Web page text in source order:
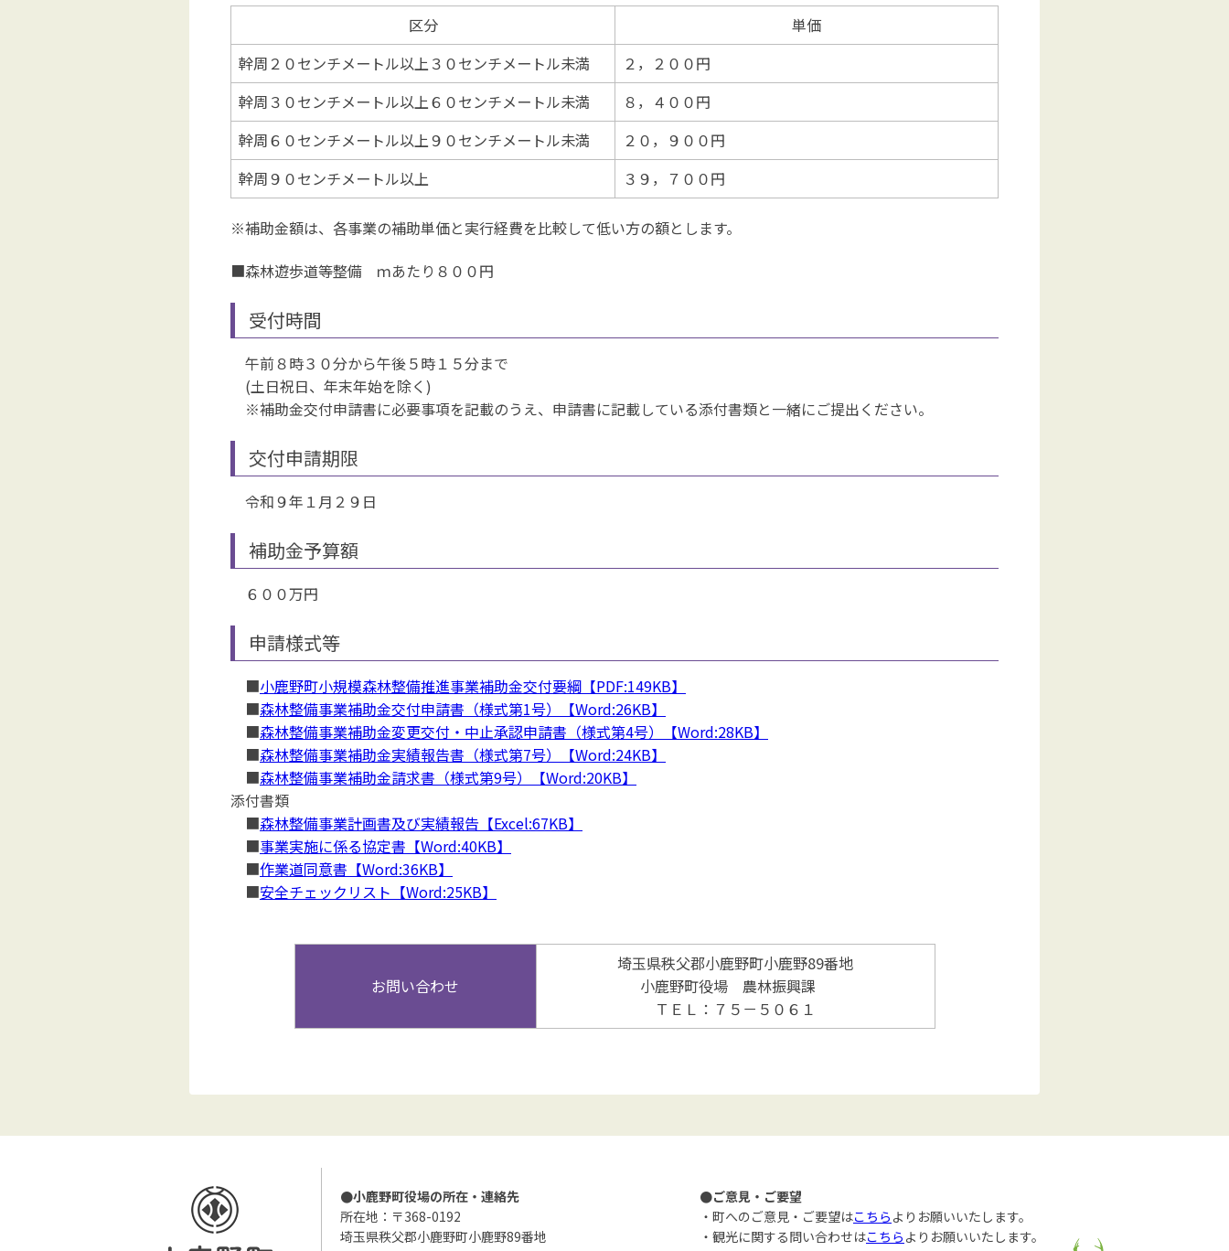
区分
単価
幹周２０センチメートル以上３０センチメートル未満
２，２００円
幹周３０センチメートル以上６０センチメートル未満
８，４００円
幹周６０センチメートル以上９０センチメートル未満
２０，９００円
幹周９０センチメートル以上
３９，７００円
※補助金額は、各事業の補助単価と実行経費を比較して低い方の額とします。
■森林遊歩道等整備 ｍあたり８００円
受付時間
午前８時３０分から午後５時１５分まで
(土日祝日、年末年始を除く)
※補助金交付申請書に必要事項を記載のうえ、申請書に記載している添付書類と一緒にご提出ください。
交付申請期限
令和９年１月２９日
補助金予算額
６００万円
申請様式等
■小鹿野町小規模森林整備推進事業補助金交付要綱【PDF:149KB】
■森林整備事業補助金交付申請書（様式第1号）【Word:26KB】
■森林整備事業補助金変更交付・中止承認申請書（様式第4号）【Word:28KB】
■森林整備事業補助金実績報告書（様式第7号）【Word:24KB】
■森林整備事業補助金請求書（様式第9号）【Word:20KB】
添付書類
■森林整備事業計画書及び実績報告【Excel:67KB】
■事業実施に係る協定書【Word:40KB】
■作業道同意書【Word:36KB】
■安全チェックリスト【Word:25KB】
お問い合わせ
埼玉県秩父郡小鹿野町小鹿野89番地
小鹿野町役場 農林振興課
ＴＥＬ：７５－５０６１
●小鹿野町役場の所在・連絡先
所在地：〒368-0192
埼玉県秩父郡小鹿野町小鹿野89番地
●ご意見・ご要望
・町へのご意見・ご要望はこちら よりお願いいたします。
・観光に関する問い合わせはこちら よりお願いいたします。